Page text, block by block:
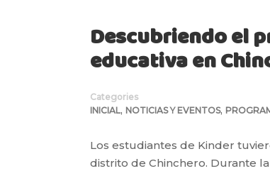
Descubriendo el
educativa en
Categories
INICIAL, NOTICIAS Y EVENTOS,
Los estudiantes de Kinder
distrito de Chinchero. Durante